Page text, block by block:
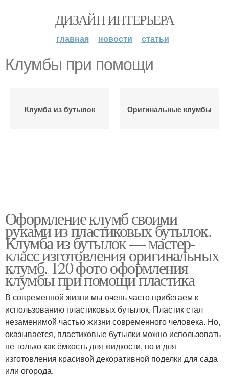
ДИЗАЙН ИНТЕРЬЕРА
главная новости статьи
Клумбы при помощи
Клумба из бутылок Оригинальные клумбы
Оформление клумб своими
руками из пластиковых бутылок.
Клумба из бутылок — мастер-
класс изготовления оригинальных
клумб. 120 фото оформления
клумбы при помощи пластика
В современной жизни мы очень часто прибегаем к
использованию пластиковых бутылок. Пластик стал
незаменимой частью жизни современного человека. Но,
оказывается, пластиковые бутылки можно использовать
не только как ёмкость для жидкости, но и для
изготовления красивой декоративной поделки для сада
или огорода.